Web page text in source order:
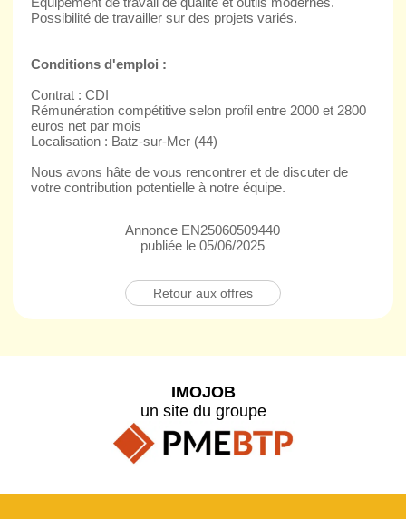
Possibilité de travailler sur des projets variés.
Conditions d'emploi :
Contrat : CDI
Rémunération compétitive selon profil entre 2000 et 2800
euros net par mois
Localisation : Batz-sur-Mer (44)
Nous avons hâte de vous rencontrer et de discuter de
votre contribution potentielle à notre équipe.
Annonce EN25060509440
publiée le 05/06/2025
Retour aux offres
IMOJOB
un site du groupe